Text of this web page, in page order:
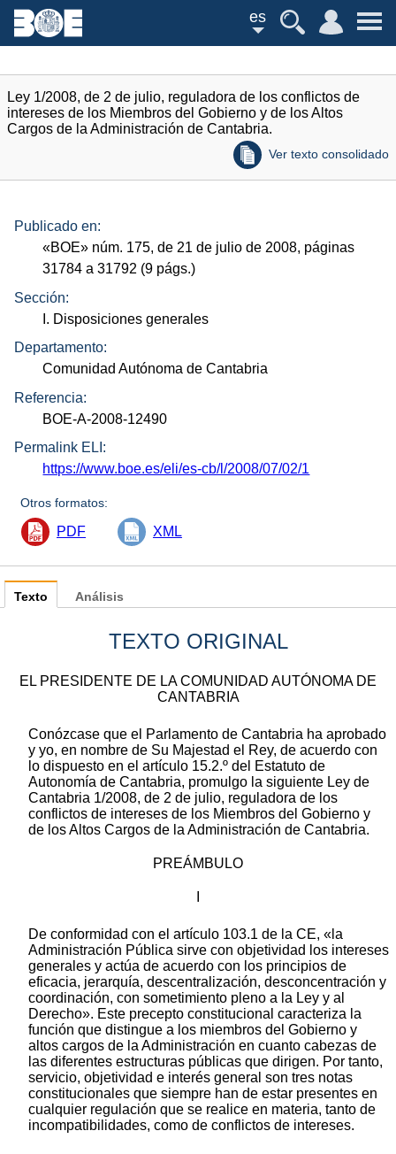
es
Ley 1/2008, de 2 de julio, reguladora de los conflictos de
intereses de los Miembros del Gobierno y de los Altos
Cargos de la Administración de Cantabria.
Ver texto consolidado
Publicado en:
«BOE» núm. 175, de 21 de julio de 2008, páginas
31784 a 31792 (9 págs.)
Sección:
I. Disposiciones generales
Departamento:
Comunidad Autónoma de Cantabria
Referencia:
BOE-A-2008-12490
Permalink ELI:
https://www.boe.es/eli/es-cb/l/2008/07/02/1
Otros formatos:
PDF XML
Texto
TEXTO ORIGINAL
EL PRESIDENTE DE LA COMUNIDAD AUTÓNOMA DE
CANTABRIA
Conózcase que el Parlamento de Cantabria ha aprobado
y yo, en nombre de Su Majestad el Rey, de acuerdo con
lo dispuesto en el artículo 15.2.º del Estatuto de
Autonomía de Cantabria, promulgo la siguiente Ley de
Cantabria 1/2008, de 2 de julio, reguladora de los
conflictos de intereses de los Miembros del Gobierno y
de los Altos Cargos de la Administración de Cantabria.
PREÁMBULO
De conformidad con el artículo 103.1 de la CE, «la
Administración Pública sirve con objetividad los intereses
generales y actúa de acuerdo con los principios de
eficacia, jerarquía, descentralización, desconcentración y
coordinación, con sometimiento pleno a la Ley y al
Derecho». Este precepto constitucional caracteriza la
función que distingue a los miembros del Gobierno y
altos cargos de la Administración en cuanto cabezas de
las diferentes estructuras públicas que dirigen. Por tanto,
servicio, objetividad e interés general son tres notas
constitucionales que siempre han de estar presentes en
cualquier regulación que se realice en materia, tanto de
incompatibilidades, como de conflictos de intereses.
Análisis